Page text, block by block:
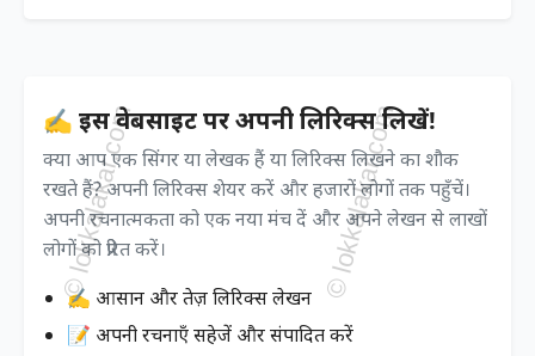
✍️ इस वेबसाइट पर अपनी लिरिक्स लिखें!
क्या आप एक सिंगर या लेखक हैं या लिरिक्स लिखने का शौक
रखते हैं? अपनी लिरिक्स शेयर करें और हजारों लोगों तक पहुँचें।
अपनी रचनात्मकता को एक नया मंच दें और अपने लेखन से लाखों
लोगों को प्रेरित करें।
✍️ आसान और तेज़ लिरिक्स लेखन
📝 अपनी रचनाएँ सहेजें और संपादित करें